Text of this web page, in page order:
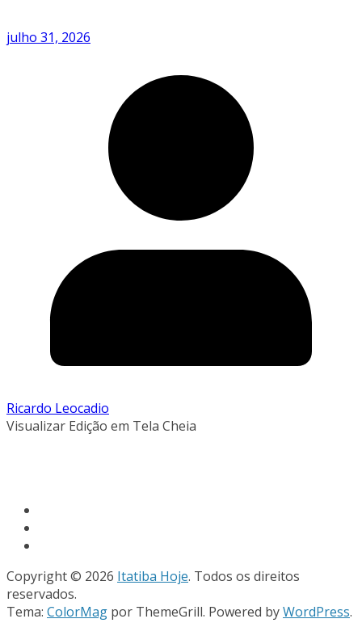
julho 31, 2026
Ricardo Leocadio
Visualizar Edição em Tela Cheia
Copyright © 2026 Itatiba Hoje. Todos os direitos
reservados.
Tema: ColorMag por ThemeGrill. Powered byWordPress.